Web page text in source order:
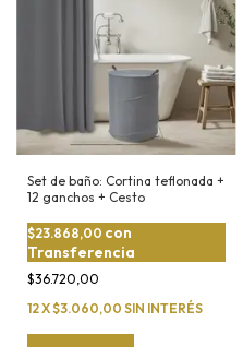
Set de baño: Cortina teflonada +
12 ganchos + Cesto
$36.720,00
$23.868,00 con
Transferencia
12X$3.060,00 SIN INTERÉS